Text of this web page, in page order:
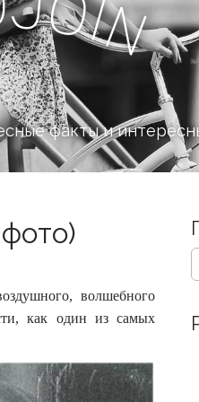
i
n
факты и
волшебного
как один из самых
S
e
c